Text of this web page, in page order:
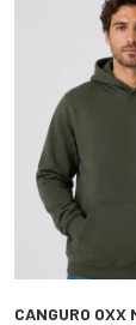
CANGURO OXX